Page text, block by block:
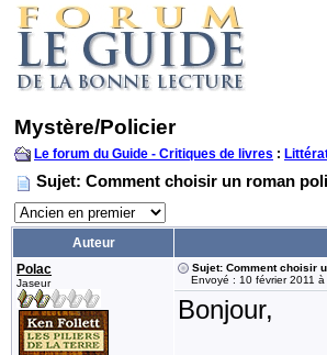
Mystère/Policier
Le forum du Guide - Critiques de livres :
Sujet: Comment choisir un roman
Auteur
Polac
Jaseur
Sujet: Comment choisir
Envoyé : 10 février 2011 à
Bonjour,